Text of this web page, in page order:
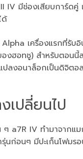
IV มีช่องเสียบการ์ด
ด้
Alpha เครื่องแรกที่รั
งฮอทชู) สำหรับตอนนี้
ลงอนาล็อกเป็นดิจิตอ
เปลี่ยนไป
ๆ a7R IV ทำมาจาก
นก่อนๆ มีปะเก็นโฟมร